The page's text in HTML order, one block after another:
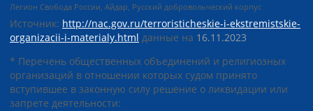
Легион Свобода России, Айдар, Русский добровольческий корпус
Источник: http://nac.gov.ru/terroristicheskie-i-ekstremistskie-
organizacii-i-materialy.html данные на 16.11.2023
* Перечень общественных объединений и религиозных
организаций в отношении которых судом принято
вступившее в законную силу решение о ликвидации или
запрете деятельности: